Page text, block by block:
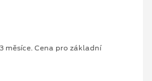
Cena pro základní